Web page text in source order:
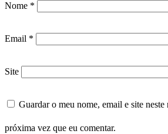
Nome *
Email *
Site
Guardar o meu nome, email e site neste
próxima vez que eu comentar.